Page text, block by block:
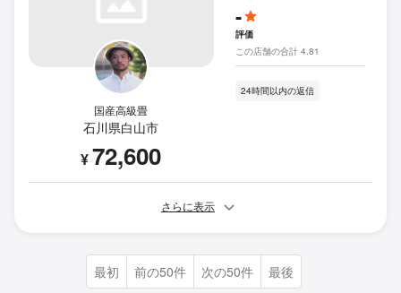
国産高級畳
石川県白山市
¥72,600
-
評価
この店舗の合計 4.81
24時間以内の返信
さらに表示
最初 前の50件 次の50件 最後